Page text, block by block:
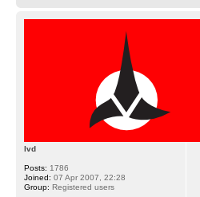
lvd
Posts: 1786
Joined: 07 Apr 2007, 22:28
Group: Registered users